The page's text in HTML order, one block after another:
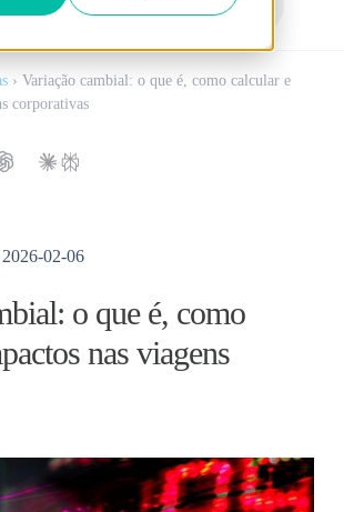
› Variação cambial: o que é, como calcular e
corporativas
2026-02-06
o que é, como
nas viagens